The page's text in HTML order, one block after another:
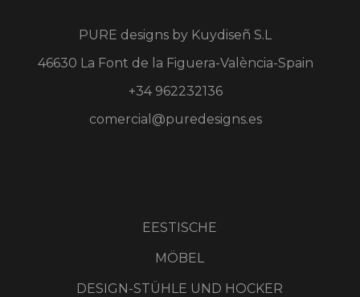
PURE designs by Kuydiseñ S.L
46630 La Font de la Figuera-València-Spain
+34 962232136
comercial@puredesigns.es
EESTISCHE
MÖBEL
DESIGN-STÜHLE UND HOCKER